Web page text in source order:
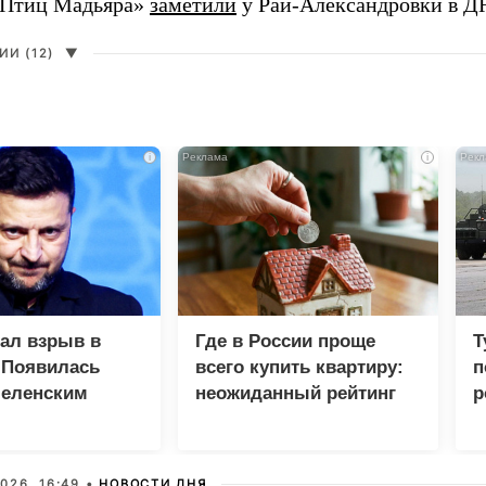
Мадьяра» заметили у Рай-Александровки в
(12) ▼
i
взрыв в
i
Где в России проще
всего купить квартиру:
неожиданный рейтинг